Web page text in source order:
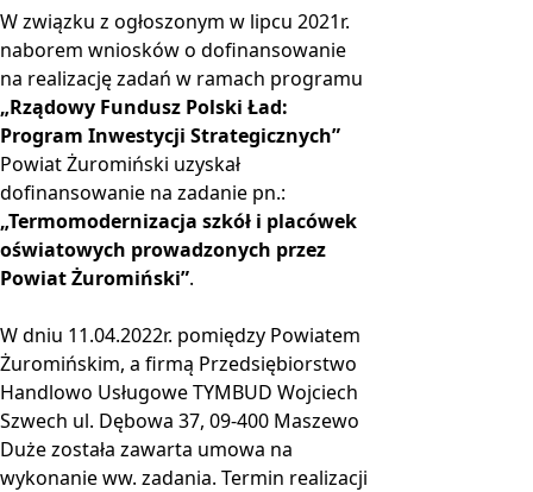
W związku z ogłoszonym w lipcu 2021r.
naborem wniosków o dofinansowanie
na realizację zadań w ramach programu
„Rządowy Fundusz Polski Ład:
Program Inwestycji Strategicznych”
Powiat Żuromiński uzyskał
dofinansowanie na zadanie pn.:
„Termomodernizacja szkół i placówek
oświatowych prowadzonych przez
Powiat Żuromiński”.
W dniu 11.04.2022r. pomiędzy Powiatem
Żuromińskim, a firmą Przedsiębiorstwo
Handlowo Usługowe TYMBUD Wojciech
Szwech ul. Dębowa 37, 09-400 Maszewo
Duże została zawarta umowa na
wykonanie ww. zadania. Termin realizacji